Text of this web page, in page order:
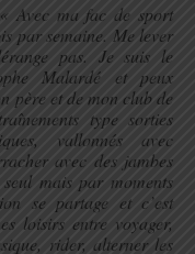
« Avec ma fac de sport
par semaine. Me lever
pas. Je suis le
Malardé et peux
père et de mon club de
type sorties
vallonnés avec
avec des jambes
mais par moments
se partage et c’est
loisirs entre voyager,
rider, alterner les